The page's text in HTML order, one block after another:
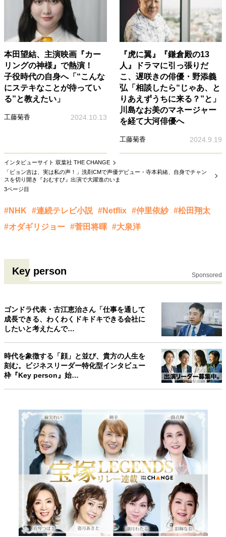
本田望結、主演映画『カー
リングの神様』で熱演！
子役時代の自身へ「“こんな
にステキなことが待ってい
る”と教えたい」
工藤菊香 2024.10.13
『虎に翼』『鎌倉殿の13
人』ドラマに引っ張りだ
こ、遅咲きの俳優・野添義
弘「相談したら“じゃあ、と
りあえずうちに来る？”と」
川島なお美のマネージャー
を経て大河俳優へ
工藤菊香 2024.9.19
インタビューサイト 双葉社 THE CHANGE
「ピョン吉は、実は私の声！」洗剤CMで声優デビュー・寺本莉緒、自身でチャン
スを切り開き『おむすび』出演で大躍進のいま
3ページ目
#NHK #連続テレビ小説 #Netflix #仲里依紗 #松田翔太
#オダギリジョー #菅田将暉 #大泉洋
Key person Sponsored
ゴンドラ代表・古江恵治さん「仕事を通して
成長できる、わくわくドキドキできる会社に
したいと考えたんで…
時代を象徴する「顔」と並び、貴方の人生を
刻む。ビジネスリーダー特化型インタビュー
枠『Key person』始…